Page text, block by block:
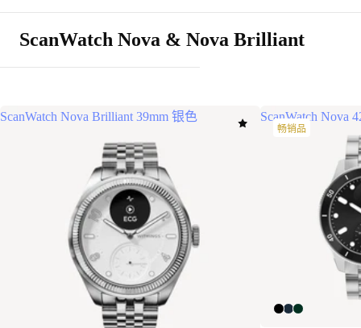
ScanWatch Nova & Nova Brilliant
ScanWatch Nova Brilliant 39mm 银色 ScanWatch Nova
畅销品